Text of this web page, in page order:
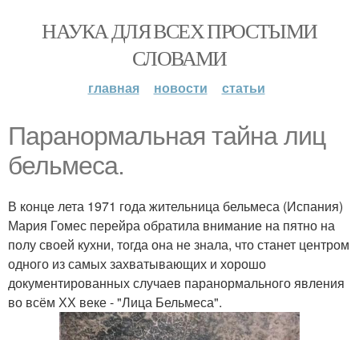
НАУКА ДЛЯ ВСЕХ ПРОСТЫМИ
СЛОВАМИ
главная новости статьи
Паранормальная тайна лиц
бельмеса.
В конце лета 1971 года жительница бельмеса (Испания)
Мария Гомес перейра обратила внимание на пятно на
полу своей кухни, тогда она не знала, что станет центром
одного из самых захватывающих и хорошо
документированных случаев паранормального явления
во всём ХХ веке - "Лица Бельмеса".